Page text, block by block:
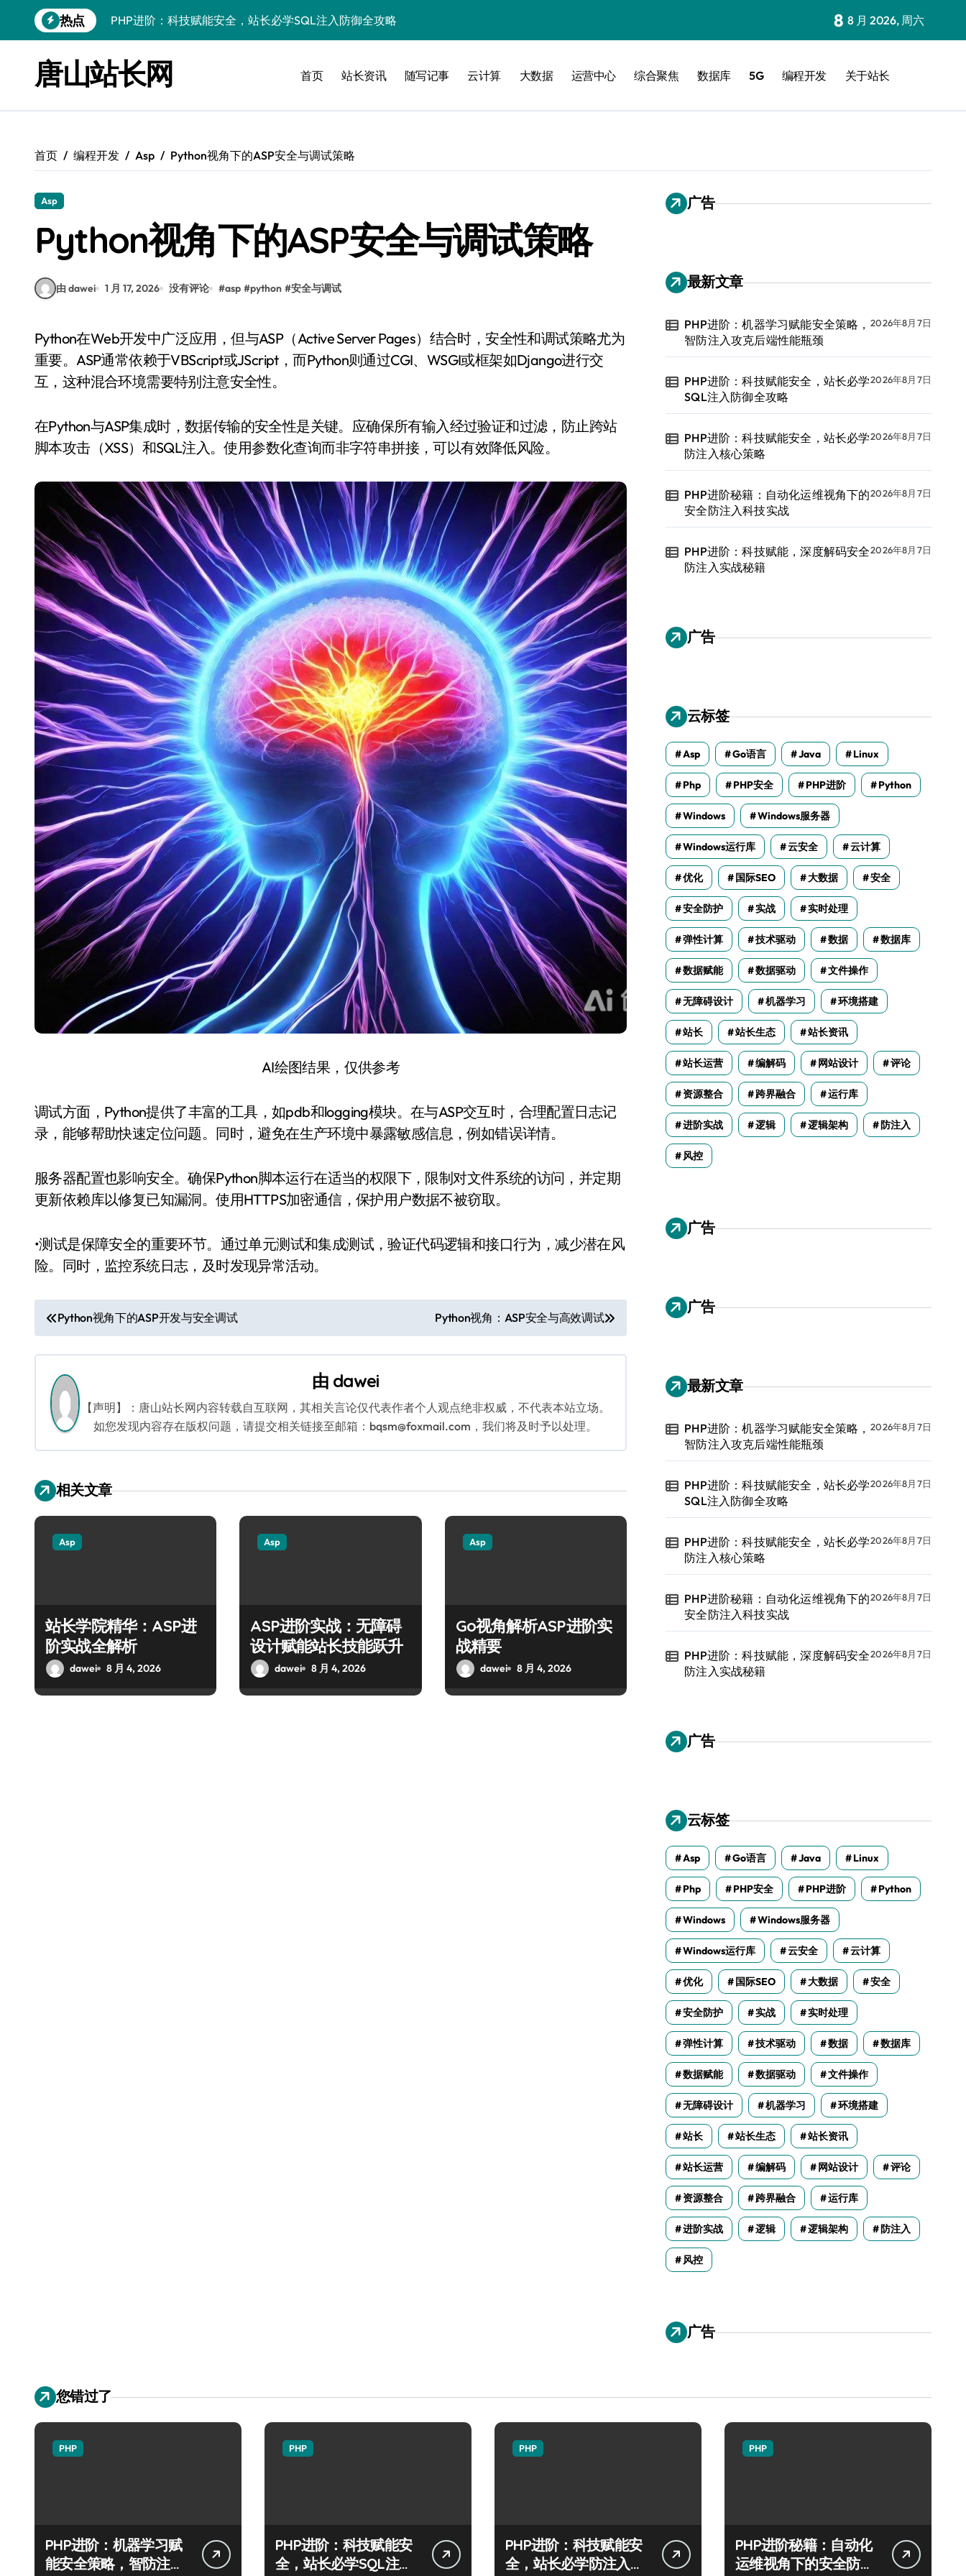
到
热点
PHP进阶：科技赋能安全，站长必学防注入核心策略
PHP进阶：科技赋能，深度解码安全防注入实战秘籍
云安全护航传媒数据新趋势
VR跨界融合新趋势：站长资源全攻略
云计算弹性架构：智能资源调配揭秘
PHP进阶：机器学习赋能安全策略，智防注入攻克后端性能瓶颈
8 8 月 2026, 周六
唐山站长网 首页 站长资讯 随写记事 云计算 大数据 运营中心 综合聚焦 数据库 5G 编程开发 关于站长
首页 编程开发 Asp Python视角下的ASP安全与调试策略
Asp
Python视角下的ASP安全与调试策略
由 dawei 1 月 17, 2026 没有评论 #asp #python #安全与调试
Python在Web开发中广泛应用，但与ASP（Active Server Pages）结合时，安全性和调试策略尤为
重要。ASP通常依赖于VBScript或JScript，而Python则通过CGI、WSGI或框架如Django进行交
互，这种混合环境需要特别注意安全性。
在Python与ASP集成时，数据传输的安全性是关键。应确保所有输入经过验证和过滤，防止跨站
脚本攻击（XSS）和SQL注入。使用参数化查询而非字符串拼接，可以有效降低风险。
AI绘图结果，仅供参考
调试方面，Python提供了丰富的工具，如pdb和logging模块。在与ASP交互时，合理配置日志记
录，能够帮助快速定位问题。同时，避免在生产环境中暴露敏感信息，例如错误详情。
服务器配置也影响安全。确保Python脚本运行在适当的权限下，限制对文件系统的访问，并定期
更新依赖库以修复已知漏洞。使用HTTPS加密通信，保护用户数据不被窃取。
•测试是保障安全的重要环节。通过单元测试和集成测试，验证代码逻辑和接口行为，减少潜在风
险。同时，监控系统日志，及时发现异常活动。
文
章
导
航
Python视角下的ASP开发与安全调试 Python视角：ASP安全与高效调试
由 dawei
【声明】：唐山站长网内容转载自互联网，其相关言论仅代表作者个人观点绝非权威，不代表本站立场。
如您发现内容存在版权问题，请提交相关链接至邮箱：bqsm@foxmail.com，我们将及时予以处理。
相关文章
Asp
站长学院精华：ASP进
阶实战全解析
dawei 8 月 4, 2026
Asp
ASP进阶实战：无障碍
设计赋能站长技能跃升
dawei 8 月 4, 2026
Asp
Go视角解析ASP进阶实
战精要
dawei 8 月 4, 2026
广告
最新文章
PHP进阶：机器学习赋能安全策略，
智防注入攻克后端性能瓶颈
2026年8月7日
PHP进阶：科技赋能安全，站长必学
SQL注入防御全攻略
2026年8月7日
PHP进阶：科技赋能安全，站长必学
防注入核心策略
2026年8月7日
PHP进阶秘籍：自动化运维视角下的
安全防注入科技实战
2026年8月7日
PHP进阶：科技赋能，深度解码安全
防注入实战秘籍
2026年8月7日
广告
云标签
Asp Go语言 Java Linux
Php PHP安全 PHP进阶 Python
Windows Windows服务器
Windows运行库 云安全 云计算
优化 国际SEO 大数据 安全
安全防护 实战 实时处理
弹性计算 技术驱动 数据 数据库
数据赋能 数据驱动 文件操作
无障碍设计 机器学习 环境搭建
站长 站长生态 站长资讯
站长运营 编解码 网站设计 评论
资源整合 跨界融合 运行库
进阶实战 逻辑 逻辑架构 防注入
风控
广告
广告
最新文章
PHP进阶：机器学习赋能安全策略，
智防注入攻克后端性能瓶颈
2026年8月7日
PHP进阶：科技赋能安全，站长必学
SQL注入防御全攻略
2026年8月7日
PHP进阶：科技赋能安全，站长必学
防注入核心策略
2026年8月7日
PHP进阶秘籍：自动化运维视角下的
安全防注入科技实战
2026年8月7日
PHP进阶：科技赋能，深度解码安全
防注入实战秘籍
2026年8月7日
广告
云标签
Asp Go语言 Java Linux
Php PHP安全 PHP进阶 Python
Windows Windows服务器
Windows运行库 云安全 云计算
优化 国际SEO 大数据 安全
安全防护 实战 实时处理
弹性计算 技术驱动 数据 数据库
数据赋能 数据驱动 文件操作
无障碍设计 机器学习 环境搭建
站长 站长生态 站长资讯
站长运营 编解码 网站设计 评论
资源整合 跨界融合 运行库
进阶实战 逻辑 逻辑架构 防注入
风控
广告
您错过了
PHP
PHP进阶：机器学习赋
能安全策略，智防注入
PHP
PHP进阶：科技赋能安
全，站长必学SQL注入
PHP
PHP进阶：科技赋能安
全，站长必学防注入核
PHP
PHP进阶秘籍：自动化
运维视角下的安全防注